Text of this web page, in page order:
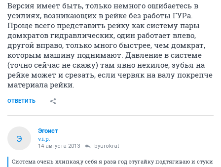
Версия имеет быть, только немного ошибаетесь в
усилиях, возникающих в рейке без работы ГУРа.
Проще всего представить рейку как систему пары
домкратов гидравлических, один работает влево,
другой вправо, только много быстрее, чем домкрат,
которым машину поднимают. Давление в системе
(точно сейчас не скажу) там явно нехилое, зубья на
рейке может и срезать, если червяк на валу покрепче
материала рейки.
ОТВЕТИТЬ
Э
Эгоист
v.i.p.
14 августа 2013 byurokrat
Система очень хлипкая,у себя я разв год этугайку подтягиваю и стуки